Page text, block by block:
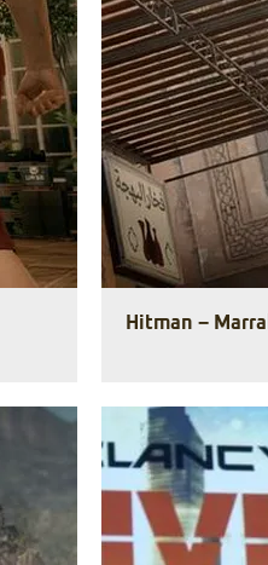
Hitman –